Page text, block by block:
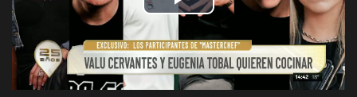
Play
Video